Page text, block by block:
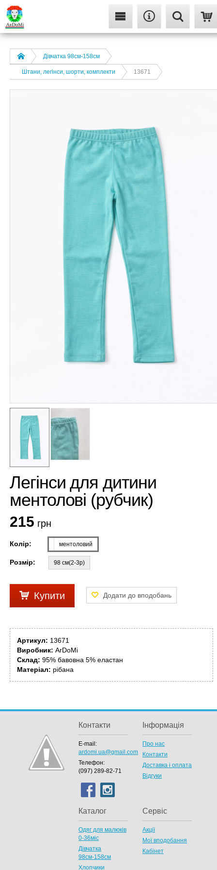
Дівчатка 98cм-158см
Штани, легінси, шорти, комплекти 13671
Легінси для дитини
ментолові (рубчик)
215 грн
Колір: ментоловий
Розмір: 98 см(2-3р)
Купити
Артикул: 13671
Виробник: ArDoMi
Склад: 95% бавовна 5% еластан
Матеріал: рібана
Контакти
E-mail:
ardomi.ua@gmail.com
Телефон:
(097) 289-82-71
Інформація
Про нас
Контакти
Доставка і оплата
Відгуки
Каталог
Одяг для малюків
0-36міс
Дівчатка
98cм-158см
Хлопчики
Сервіс
Акції
Мої вподобання
Кабінет